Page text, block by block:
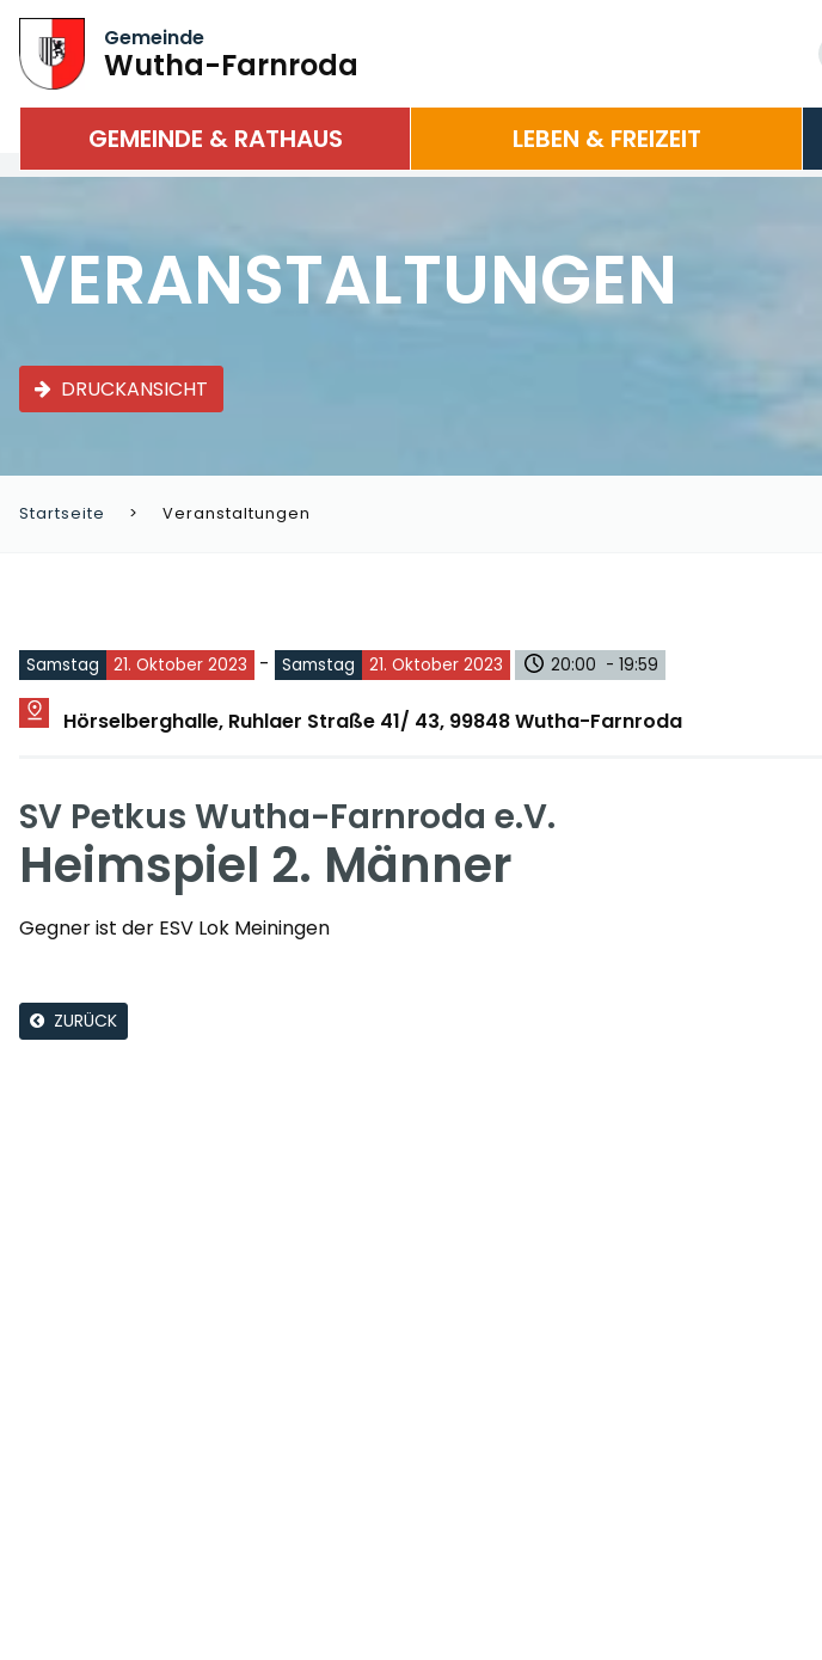
Gemeinde
Wutha-Farnroda
GEMEINDE & RATHAUS LEBEN & FREIZEIT
VERANSTALTUNGEN
DRUCKANSICHT
Startseite Veranstaltungen
Samstag 21. Oktober 2023 - Samstag 21. Oktober 2023 20:00 - 19:59
Hörselberghalle, Ruhlaer Straße 41/ 43, 99848 Wutha-Farnroda
SV Petkus Wutha-Farnroda e.V.
Heimspiel 2. Männer
Gegner ist der ESV Lok Meiningen
ZURÜCK